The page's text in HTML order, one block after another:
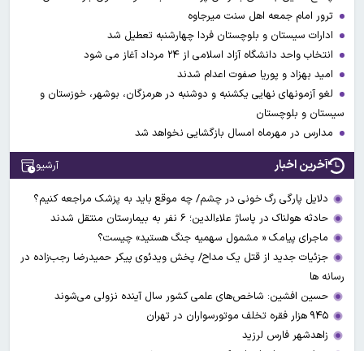
ترور امام جمعه اهل سنت میرجاوه
ادارات سیستان و بلوچستان فردا چهارشنبه تعطیل شد
انتخاب واحد دانشگاه آزاد اسلامی از ۲۴ مرداد آغاز می شود
امید بهزاد و پوریا صفوت اعدام شدند
لغو آزمونهای نهایی یکشنبه و دوشنبه در هرمزگان، بوشهر، خوزستان و
سیستان و بلوچستان
مدارس در مهرماه امسال بازگشایی نخواهد شد
آخرین اخبار آرشیو
دلایل پارگی رگ خونی در چشم/ چه موقع باید به پزشک مراجعه کنیم؟
حادثه هولناک در پاساژ علاءالدین؛ ۶ نفر به بیمارستان منتقل شدند
ماجرای پیامک « مشمول سهمیه جنگ هستید» چیست؟
جزئیات جدید از قتل یک مداح/ پخش ویدئوی پیکر حمیدرضا رجب‌زاده در
رسانه ها
حسین افشین: شاخص‌های علمی کشور سال آینده نزولی می‌شوند
۹۴۵ هزار فقره تخلف موتورسواران در تهران
زاهدشهر فارس لرزید